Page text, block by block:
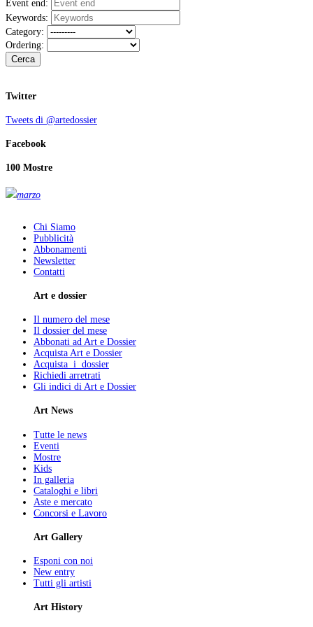
Event end:
Keywords:
Category:
Ordering:
Cerca
Twitter
Tweets di @artedossier
Facebook
100 Mostre
marzo
Chi Siamo
Pubblicità
Abbonamenti
Newsletter
Contatti
Art e dossier
Il numero del mese
Il dossier del mese
Abbonati ad Art e Dossier
Acquista Art e Dossier
Acquista i dossier
Richiedi arretrati
Gli indici di Art e Dossier
Art News
Tutte le news
Eventi
Mostre
Kids
In galleria
Cataloghi e libri
Aste e mercato
Concorsi e Lavoro
Art Gallery
Esponi con noi
New entry
Tutti gli artisti
Art History